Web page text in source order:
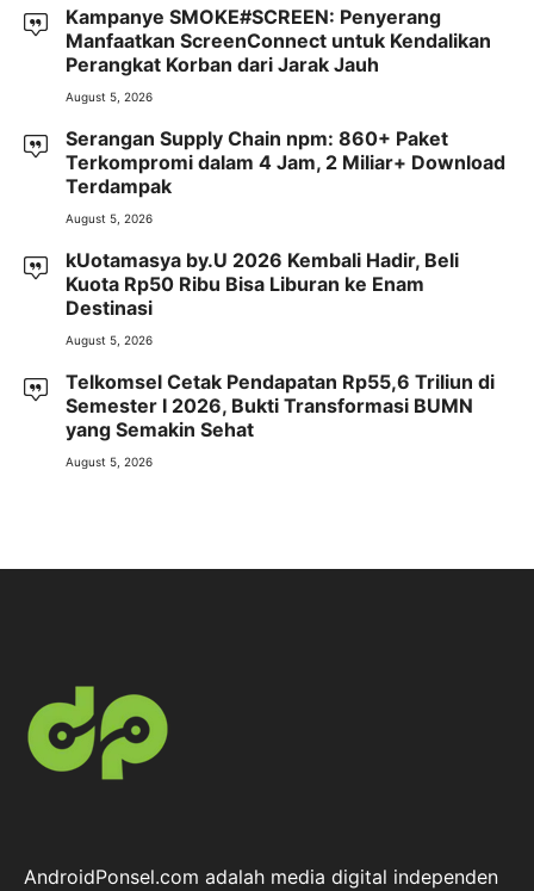
Kampanye SMOKE#SCREEN: Penyerang
Manfaatkan ScreenConnect untuk Kendalikan
Perangkat Korban dari Jarak Jauh
August 5, 2026
Serangan Supply Chain npm: 860+ Paket
Terkompromi dalam 4 Jam, 2 Miliar+ Download
Terdampak
August 5, 2026
kUotamasya by.U 2026 Kembali Hadir, Beli
Kuota Rp50 Ribu Bisa Liburan ke Enam
Destinasi
August 5, 2026
Telkomsel Cetak Pendapatan Rp55,6 Triliun di
Semester I 2026, Bukti Transformasi BUMN
yang Semakin Sehat
August 5, 2026
AndroidPonsel.com adalah media digital independen